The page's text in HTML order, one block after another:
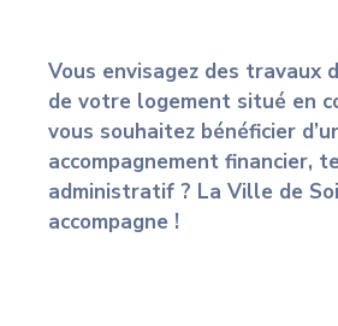
Vous envisagez des travaux
de votre logement situé en
vous souhaitez bénéficier
accompagnement financier,
administratif ? La Ville de
accompagne !